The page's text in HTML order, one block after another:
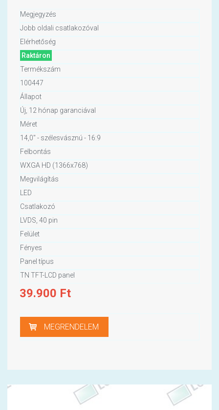
Megjegyzés
Jobb oldali csatlakozóval
Elérhetőség
Raktáron
Termékszám
100447
Állapot
Új, 12 hónap garanciával
Méret
14,0" - szélesvásznú - 16:9
Felbontás
WXGA HD (1366x768)
Megvilágítás
LED
Csatlakozó
LVDS, 40 pin
Felület
Fényes
Panel típus
TN TFT-LCD panel
39.900 Ft
MEGRENDELEM